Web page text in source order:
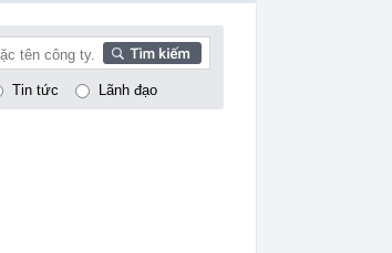
Tin tức Lãnh đạo